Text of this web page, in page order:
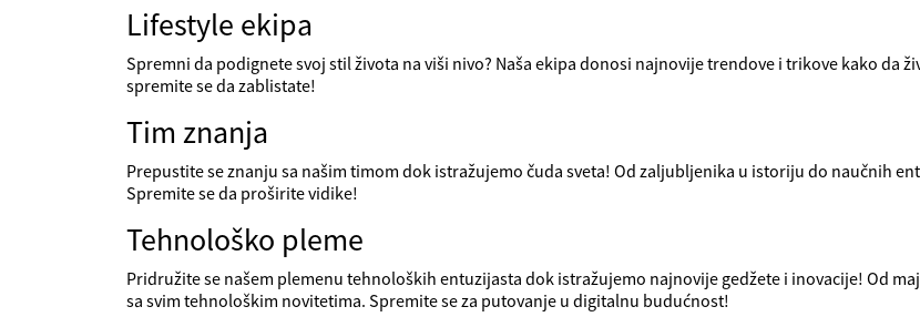
Lifestyle ekipa
Spremni da podignete svoj stil života na viši nivo? Naša ekipa donosi najnovije trendove i trikove kako da
spremite se da zablistate!
Tim znanja
Prepustite se znanju sa našim timom dok istražujemo čuda sveta! Od zaljubljenika u istoriju do naučnih
Spremite se da proširite vidike!
Tehnološko pleme
Pridružite se našem plemenu tehnoloških entuzijasta dok istražujemo najnovije gedžete i inovacije! Od
sa svim tehnološkim novitetima. Spremite se za putovanje u digitalnu budućnost!